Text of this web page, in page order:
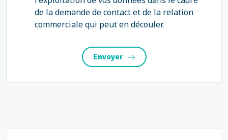
de la demande de contact et de la relation
commerciale qui peut en découler.
Envoyer